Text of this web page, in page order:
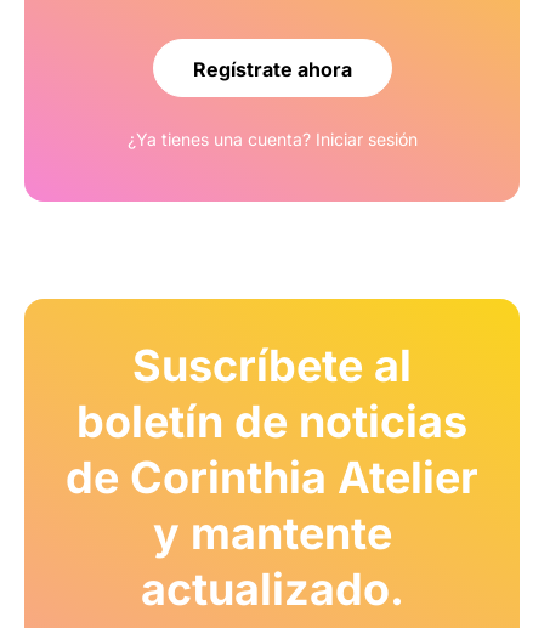
Regístrate ahora
¿Ya tienes una cuenta? Iniciar sesión
Suscríbete al
boletín de noticias
de Corinthia Atelier
y mantente
actualizado.